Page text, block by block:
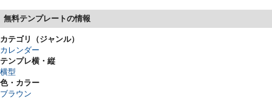
無料テンプレートの情報
カテゴリ（ジャンル）
カレンダー
テンプレ横・縦
横型
色・カラー
ブラウン